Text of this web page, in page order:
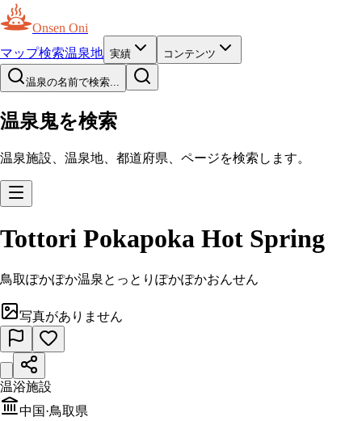
Onsen Oni
マップ検索温泉地 実績 コンテンツ
温泉の名前で検索...
温泉鬼を検索
温泉施設、温泉地、都道府県、ページを検索します。
Tottori Pokapoka Hot Spring
鳥取ぽかぽか温泉 とっとりぽかぽかおんせん
写真がありません
温浴施設
中国·鳥取県